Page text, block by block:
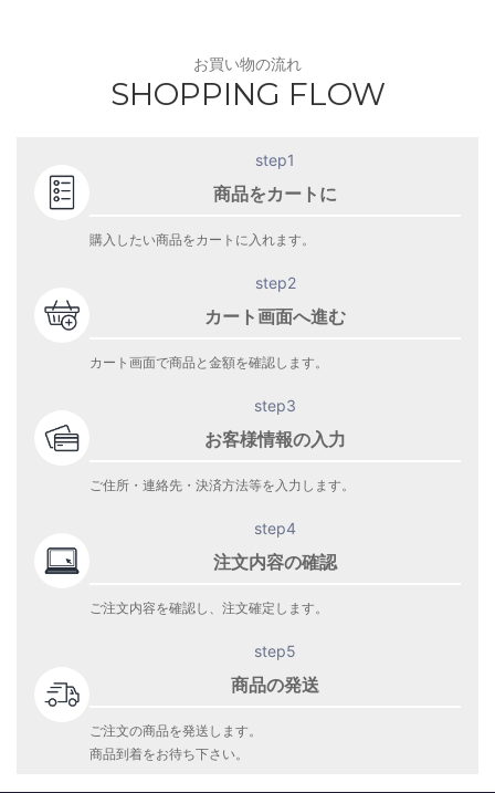
お買い物の流れ
SHOPPING FLOW
step1
商品をカートに
購入したい商品をカートに入れます。
step2
カート画面へ進む
カート画面で商品と金額を確認します。
step3
お客様情報の入力
ご住所・連絡先・決済方法等を入力します。
step4
注文内容の確認
ご注文内容を確認し、注文確定します。
step5
商品の発送
ご注文の商品を発送します。
商品到着をお待ち下さい。